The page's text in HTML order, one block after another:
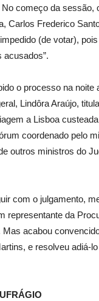
No começo da sessão,
Carlos Frederico
(de votar),
acusados”.
o processo na noite
Lindôra Araújo,
a Lisboa
coordenado pelo
outros ministros do
com o julgamento,
representante da
acabou
e resolveu adiá-